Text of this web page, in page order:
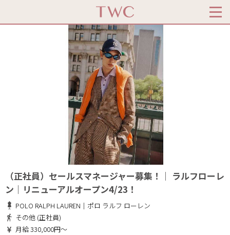
（正社員）セールスマネージャー募集！｜ ラルフローレ
ン｜リニューアルオープン4/23！
POLO RALPH LAUREN｜ポロ ラルフ ローレン
その他 (正社員)
月給 330,000円～